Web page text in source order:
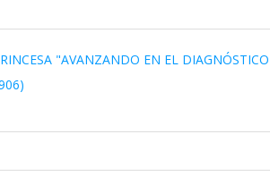
"AVANZANDO EN EL